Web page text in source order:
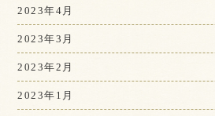
2023年4月
2023年3月
2023年2月
2023年1月